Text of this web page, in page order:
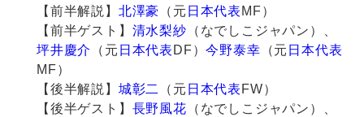
【前半解説】 北澤豪 （元 日本代表 MF）
【前半ゲスト】 清水梨紗 （なでしこジャパン）、
坪井慶介
（元 日本代表 DF）今野泰幸 （元 日本代表
MF）
【後半解説】 城彰二 （元 日本代表 FW）
【後半ゲスト】 長野風花 （なでしこジャパン）、